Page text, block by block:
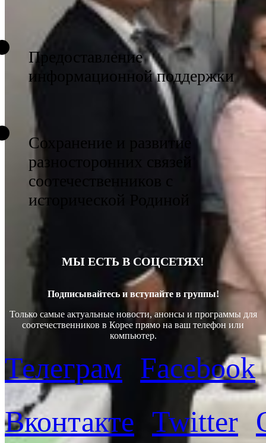
Предоставление
информационной поддержки
Сохранение и развитие
разносторонних связей
соотечественников с
исторической Родиной
МЫ ЕСТЬ В СОЦСЕТЯХ!
Подписывайтесь и вступайте в группы!
Только самые актуальные новости, анонсы и программы для
соотечественников в Корее прямо на ваш телефон или
компьютер.
Телеграм Facebook
Вконтакте Twitter